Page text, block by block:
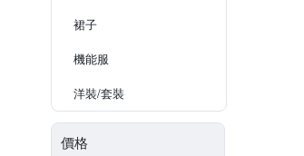
裙子
機能服
洋裝/套裝
價格